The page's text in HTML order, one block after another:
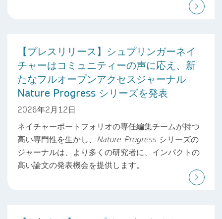
【プレスリリース】シュプリンガーネイ
チャーはコミュニティーの声に応え、新
たなフルオープンアクセスジャーナル
Nature Progress シリーズを発表
2026年2月12日
ネイチャーポートフォリオの専任編集チームが持つ
高い専門性を生かし、 Nature Progress シリーズの
ジャーナルは、より多くの研究者に、インパクトの
高い論文の発表機会を提供します。